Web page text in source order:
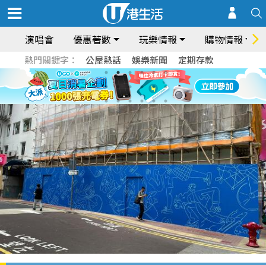
演唱會 優惠著數 玩樂情報 購物情報
熱門關鍵字： 公屋熱話 娛樂新聞 定期存款